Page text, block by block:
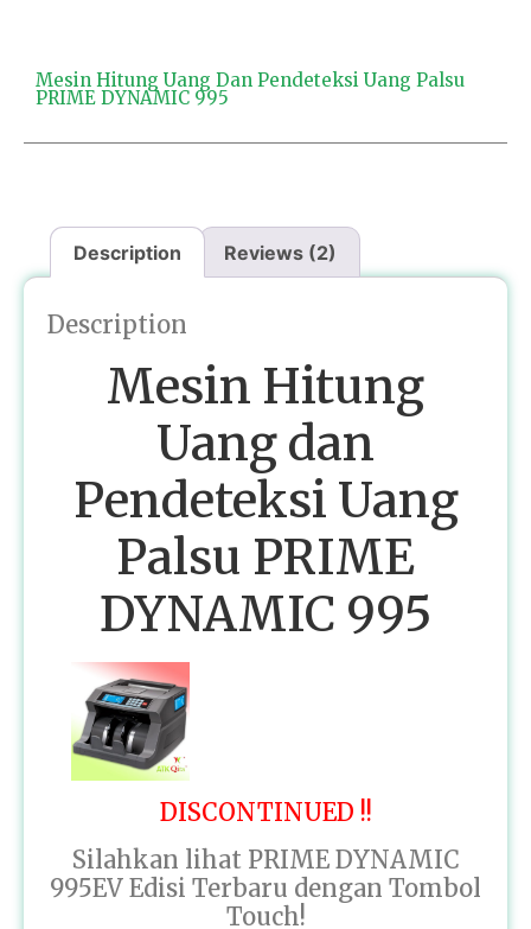
Mesin Hitung Uang Dan Pendeteksi Uang Palsu
PRIME DYNAMIC 995
Description Reviews (2)
Description
Mesin Hitung
Uang dan
Pendeteksi Uang
Palsu PRIME
DYNAMIC 995
DISCONTINUED !!
Silahkan lihat PRIME DYNAMIC
995EV Edisi Terbaru dengan Tombol
Touch!